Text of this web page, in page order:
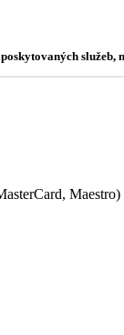
služeb,
Maestro)